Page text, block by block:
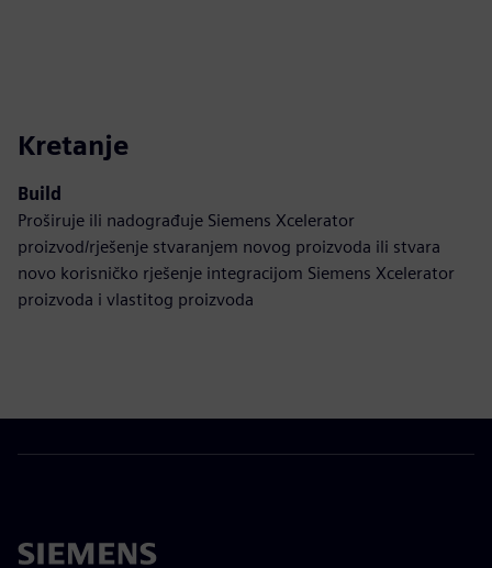
Kretanje
Build
Proširuje ili nadograđuje Siemens Xcelerator
proizvod/rješenje stvaranjem novog proizvoda ili stvara
novo korisničko rješenje integracijom Siemens Xcelerator
proizvoda i vlastitog proizvoda